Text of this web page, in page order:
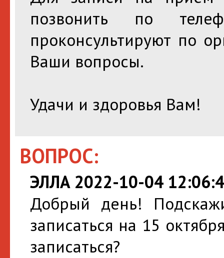
позвонить по
проконсультируют по
Ваши вопросы.
Удачи и здоровья Вам!
ВОПРОС:
ЭЛЛА 2022-10-04
Добрый день!
записаться на 15
записаться?